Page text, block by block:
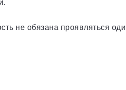
не обязана проявляться